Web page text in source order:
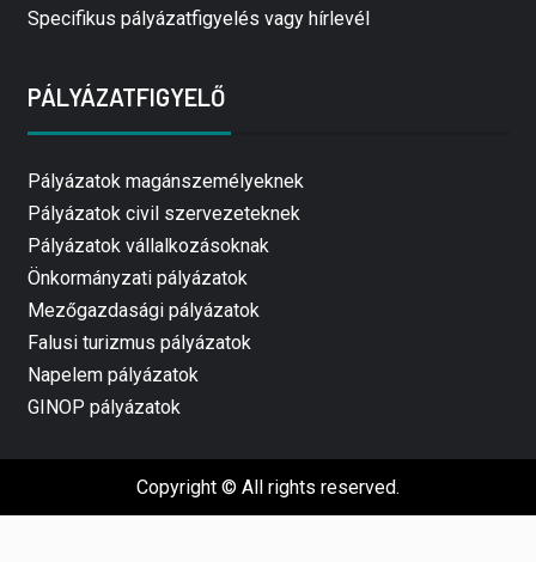
Specifikus pályázatfigyelés vagy hírlevél
PÁLYÁZATFIGYELŐ
Pályázatok magánszemélyeknek
Pályázatok civil szervezeteknek
Pályázatok vállalkozásoknak
Önkormányzati pályázatok
Mezőgazdasági pályázatok
Falusi turizmus pályázatok
Napelem pályázatok
GINOP pályázatok
Copyright © All rights reserved.